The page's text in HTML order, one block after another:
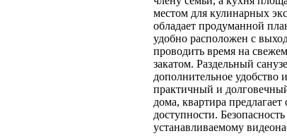
местом для кулинарных
обладает продуманной
удобно расположен с
проводить время на
закатом. Раздельный
дополнительное удобство
практичный и
дома, квартира
доступности.
устанавливаемому